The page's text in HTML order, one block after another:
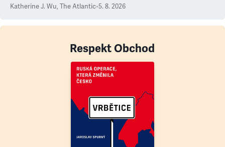
Katherine J. Wu, The Atlantic•5. 8. 2026
Respekt Obchod